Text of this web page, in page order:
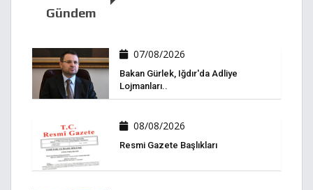
Gündem
07/08/2026
Bakan Gürlek, Iğdır'da Adliye
Lojmanları..
08/08/2026
Resmi Gazete Başlıkları